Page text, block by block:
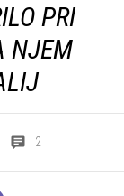
PRI
NJEM
2